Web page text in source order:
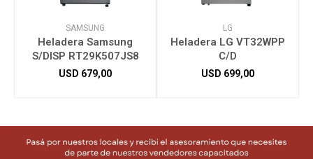
SAMSUNG
Heladera Samsung
S/DISP RT29K507JS8
USD 679,00
LG
Heladera LG VT32WPP
C/D
USD 699,00